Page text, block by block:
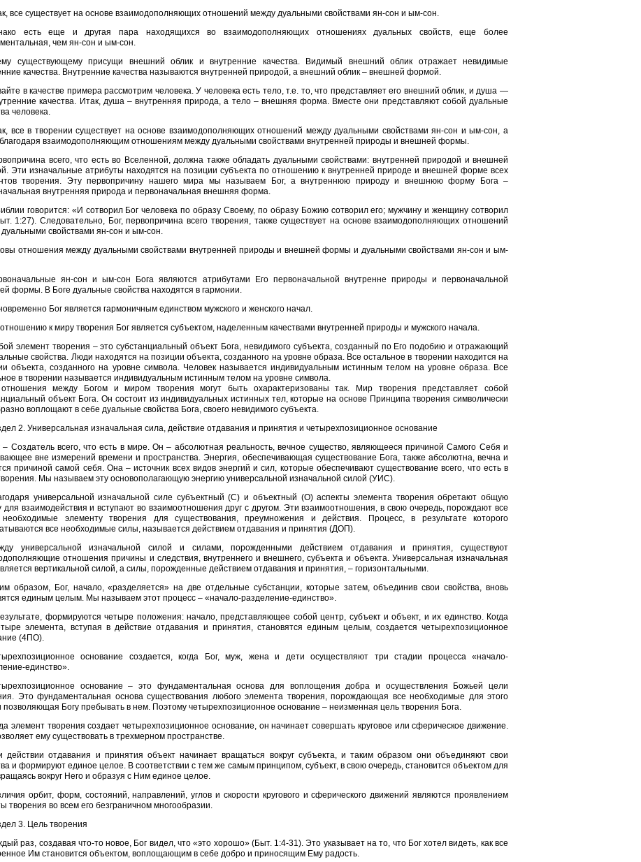
все существует на основе взаимодополняющих отношений между дуальными свойствами ян-сон и ым-сон.
есть еще и другая пара находящихся во взаимодополняющих отношениях дуальных свойств, еще более
чем ян-сон и ым-сон.
существующему присущи внешний облик и внутренние качества. Видимый внешний облик отражает невидимые
качества. Внутренние качества называются внутренней природой, а внешний облик – внешней формой.
в качестве примера рассмотрим человека. У человека есть тело, т.е. то, что представляет его внешний облик, и душа —
качества. Итак, душа – внутренняя природа, а тело – внешняя форма. Вместе они представляют собой дуальные
человека.
все в творении существует на основе взаимодополняющих отношений между дуальными свойствами ян-сон и ым-сон, а
взаимодополняющим отношениям между дуальными свойствами внутренней природы и внешней формы.
всего, что есть во Вселенной, должна также обладать дуальными свойствами: внутренней природой и внешней
Эти изначальные атрибуты находятся на позиции субъекта по отношению к внутренней природе и внешней форме всех
творения. Эту первопричину нашего мира мы называем Бог, а внутреннюю природу и внешнюю форму Бога –
внутренняя природа и первоначальная внешняя форма.
говорится: «И сотворил Бог человека по образу Своему, по образу Божию сотворил его; мужчину и женщину сотворил
1:27). Следовательно, Бог, первопричина всего творения, также существует на основе взаимодополняющих отношений
свойствами ян-сон и ым-сон.
отношения между дуальными свойствами внутренней природы и внешней формы и дуальными свойствами ян-сон и ым-
ян-сон и ым-сон Бога являются атрибутами Его первоначальной внутренне природы и первоначальной
формы. В Боге дуальные свойства находятся в гармонии.
Бог является гармоничным единством мужского и женского начал.
к миру творения Бог является субъектом, наделенным качествами внутренней природы и мужского начала.
элемент творения – это субстанциальный объект Бога, невидимого субъекта, созданный по Его подобию и отражающий
свойства. Люди находятся на позиции объекта, созданного на уровне образа. Все остальное в творении находится на
объекта, созданного на уровне символа. Человек называется индивидуальным истинным телом на уровне образа. Все
в творении называется индивидуальным истинным телом на уровне символа.
между Богом и миром творения могут быть охарактеризованы так. Мир творения представляет собой
объект Бога. Он состоит из индивидуальных истинных тел, которые на основе Принципа творения символически
воплощают в себе дуальные свойства Бога, своего невидимого субъекта.
2. Универсaльнaя изнaчaльнaя силa, действие отдaвaния и принятия и четырехпозиционное основaние
– Создатель всего, что есть в мире. Он – абсолютная реальность, вечное существо, являющееся причиной Самого Себя и
вне измерений времени и пространства. Энергия, обеспечивающая существование Бога, также абсолютна, вечна и
причиной самой себя. Она – источник всех видов энергий и сил, которые обеспечивают существование всего, что есть в
Мы называем эту основополагающую энергию универсальной изначальной силой (УИС).
универсальной изначальной силе субъектный (С) и объектный (О) аспекты элемента творения обретают общую
для взаимодействия и вступают во взаимоотношения друг с другом. Эти взаимоотношения, в свою очередь, порождают все
элементу творения для существования, преумножения и действия. Процесс, в результате которого
все необходимые силы, называется действием отдавания и принятия (ДОП).
универсальной изначальной силой и силами, порожденными действием отдавания и принятия, существуют
отношения причины и следствия, внутреннего и внешнего, субъекта и объекта. Универсальная изначальная
вертикальной силой, а силы, порожденные действием отдавания и принятия, – горизонтальными.
образом, Бог, начало, «разделяется» на две отдельные субстанции, которые затем, объединив свои свойства, вновь
единым целым. Мы называем этот процесс – «начало-разделение-единство».
формируются четыре положения: начало, представляющее собой центр, субъект и объект, и их единство. Когда
элемента, вступая в действие отдавания и принятия, становятся единым целым, создается четырехпозиционное
(4ПО).
основание создается, когда Бог, муж, жена и дети осуществляют три стадии процесса «начало-
единство».
основание – это фундаментальная основа для воплощения добра и осуществления Божьей цели
Это фундаментальная основа существования любого элемента творения, порождающая все необходимые для этого
позволяющая Богу пребывать в нем. Поэтому четырехпозиционное основание – неизменная цель творения Бога.
элемент творения создает четырехпозиционное основание, он начинает совершать круговое или сферическое движение.
ему существовать в трехмерном пространстве.
действии отдавания и принятия объект начинает вращаться вокруг субъекта, и таким образом они объединяют свои
и формируют единое целое. В соответствии с тем же самым принципом, субъект, в свою очередь, становится объектом для
вокруг Него и образуя с Ним единое целое.
орбит, форм, состояний, направлений, углов и скорости кругового и сферического движений являются проявлением
творения во всем его безграничном многообразии.
3. Цель творения
раз, создавая что-то новое, Бог видел, что «это хорошо» (Быт. 1:4-31). Это указывает на то, что Бог хотел видеть, как все
Им становится объектом, воплощaющим в себе добро и приносящим Ему рaдость.